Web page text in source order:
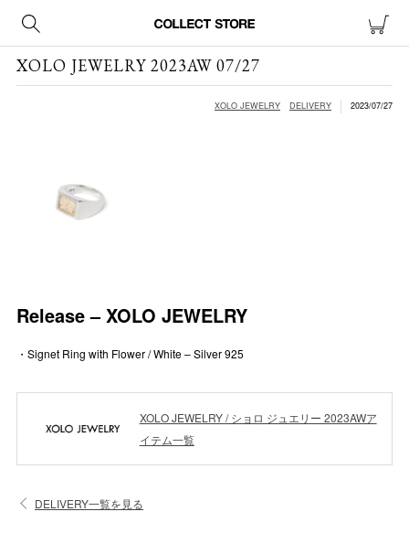
XOLO JEWELRY 2023AW 07/27
XOLO JEWELRY DELIVERY 2023/07/27
Release – XOLO JEWELRY
・Signet Ring with Flower / White – Silver 925
XOLO JEWELRY / ショロ ジュエリー 2023AWア
イテム一覧
DELIVERY一覧を見る